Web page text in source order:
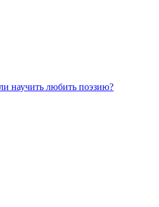
научить любить поэзию?